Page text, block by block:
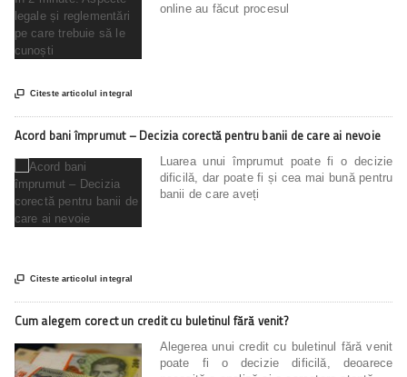
online au făcut procesul
 Citeste articolul integral
Acord bani împrumut – Decizia corectă pentru banii de care ai nevoie
Luarea unui împrumut poate fi o decizie
dificilă, dar poate fi și cea mai bună pentru
banii de care aveți
 Citeste articolul integral
Cum alegem corect un credit cu buletinul fără venit?
Alegerea unui credit cu buletinul fără venit
poate fi o decizie dificilă, deoarece